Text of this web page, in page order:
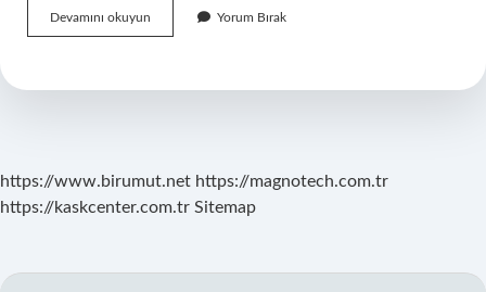
Devamını okuyun
Şubesi
Edilir
Yorum Bırak
https://www.birumut.net https://magnotech.com.tr
https://kaskcenter.com.tr Sitemap